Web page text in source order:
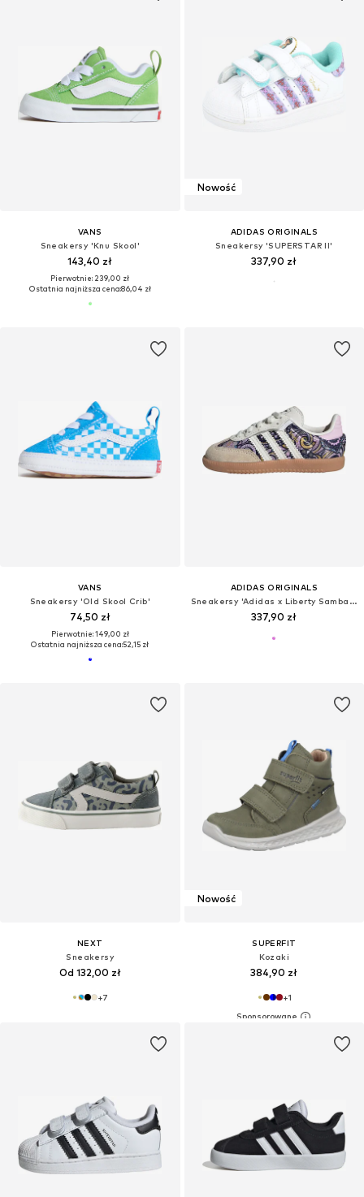
VANS
Sneakersy 'Knu Skool'
143,40 zł
Pierwotnie: 239,00 zł
Ostatnia najniższa cena:86,04 zł
Nowość
ADIDAS ORIGINALS
Sneakersy 'SUPERSTAR II'
337,90 zł
VANS
Sneakersy 'Old Skool Crib'
74,50 zł
Pierwotnie: 149,00 zł
Ostatnia najniższa cena:52,15 zł
ADIDAS ORIGINALS
Sneakersy 'Adidas x Liberty Samba OG'
337,90 zł
NEXT
Sneakersy
Od 132,00 zł
+7
Nowość
SUPERFIT
Kozaki
384,90 zł
+1